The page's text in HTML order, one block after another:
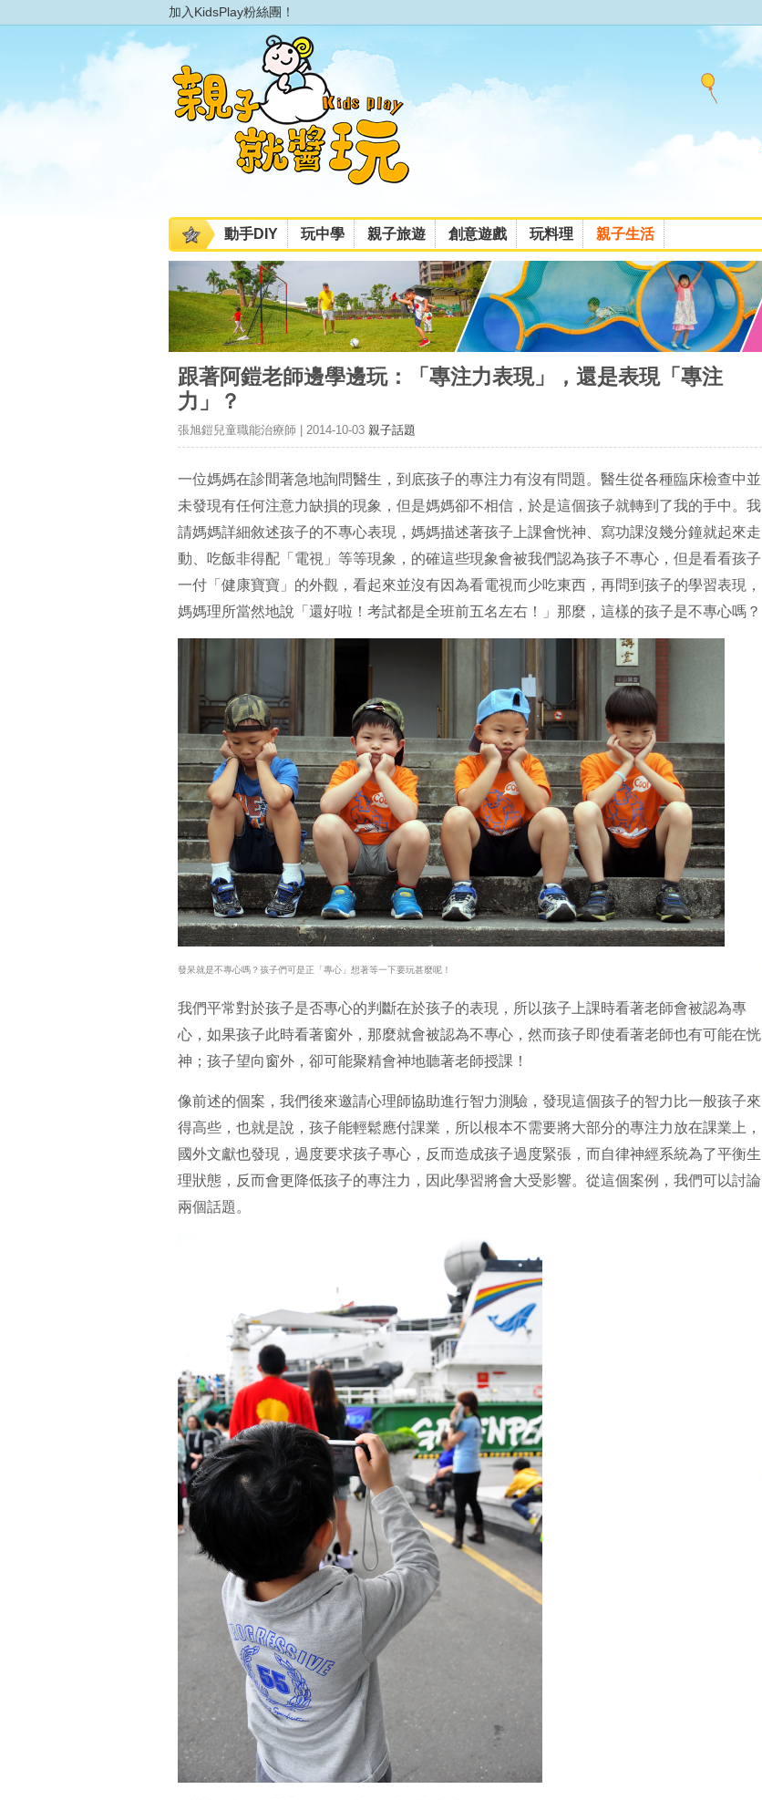
加入KidsPlay粉絲團！
動手DIY 玩中學 親子旅遊 創意遊戲 玩料理 親子生活
跟著阿鎧老師邊學邊玩：「專注力表現」，還是表現「專注
力」？
張旭鎧兒童職能治療師 | 2014-10-03 親子話題
一位媽媽在診間著急地詢問醫生，到底孩子的專注力有沒有問題。醫生從各種臨床檢查中並
未發現有任何注意力缺損的現象，但是媽媽卻不相信，於是這個孩子就轉到了我的手中。我
請媽媽詳細敘述孩子的不專心表現，媽媽描述著孩子上課會恍神、寫功課沒幾分鐘就起來走
動、吃飯非得配「電視」等等現象，的確這些現象會被我們認為孩子不專心，但是看看孩子
一付「健康寶寶」的外觀，看起來並沒有因為看電視而少吃東西，再問到孩子的學習表現，
媽媽理所當然地說「還好啦！考試都是全班前五名左右！」那麼，這樣的孩子是不專心嗎？
發呆就是不專心嗎？孩子們可是正「專心」想著等一下要玩甚麼呢！
我們平常對於孩子是否專心的判斷在於孩子的表現，所以孩子上課時看著老師會被認為專
心，如果孩子此時看著窗外，那麼就會被認為不專心，然而孩子即使看著老師也有可能在恍
神；孩子望向窗外，卻可能聚精會神地聽著老師授課！
像前述的個案，我們後來邀請心理師協助進行智力測驗，發現這個孩子的智力比一般孩子來
得高些，也就是說，孩子能輕鬆應付課業，所以根本不需要將大部分的專注力放在課業上，
國外文獻也發現，過度要求孩子專心，反而造成孩子過度緊張，而自律神經系統為了平衡生
理狀態，反而會更降低孩子的專注力，因此學習將會大受影響。從這個案例，我們可以討論
兩個話題。